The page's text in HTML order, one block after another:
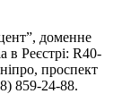
доменне
в Реєстрі: R40-
проспект
859-24-88.